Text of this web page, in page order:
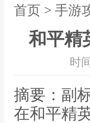
首页 > 手游
和平精
时
摘要：副
在和平精